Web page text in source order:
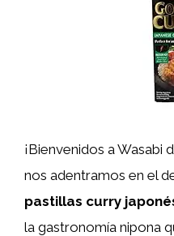
¡Bienvenidos a Wasabi
nos adentramos en el
pastillas curry
la gastronomía nipona